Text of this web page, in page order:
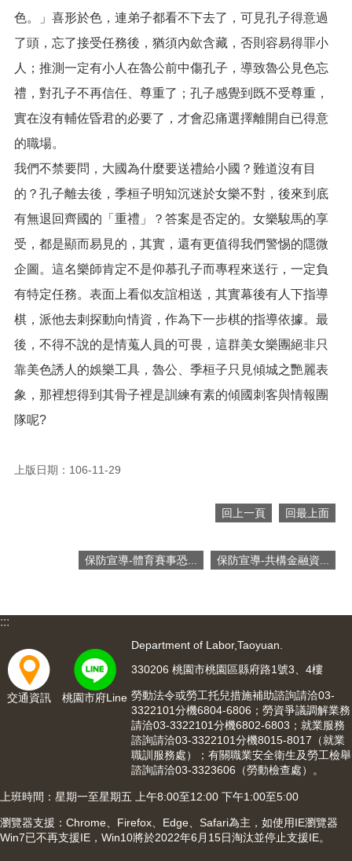
色。」喜形於色，連弟子都看不下去了，可見孔子得意過
了頭，忘了接受任務後，猶須內歛含藏，否則容易得罪小
人；推測一定有小人在魯公前中傷孔子，導致魯公見色忘
禮，對孔子不再信任、尊重了；孔子感覺到既不受尊重，
實在沒有輔佐昏君的必要了，才會忍痛選擇離開自已得意
的職場。
我們不禁要問，大國為什麼要送禮給小國？難道沒有目
的？孔子離去後，季桓子明知沉迷於女樂不對，後來到底
有無退回齊國的「重禮」？答案是否定的。女樂駿馬的享
受，都是顯而易見的，其實，還有更值得我們警惕的隱微
企圖。這名樂師肯定不是仰慕孔子而專程來送行，一定負
有特定任務。表面上看似友誼相送，其實幕後有人下指導
棋，派他去刺探動向情資，作為下一步棋的指導依據。最
後，不得不說的是情蒐人員的可畏，這群美女樂團絕非只
靠美色誘人的娛樂工具，魯公、季桓子只見傾城之艷麗表
象，那裡想得到其骨子裡是訓練有素的傾國刺客與情報團
隊呢?
上版日期：106-11-29
回上一頁 回最上面
保防宣導-體育賽事恐... 保防宣導-共構金融資...
:::
交通資訊 桃園市府Line
Department of Labor,Taoyuan.
330206 桃園市桃園區縣府路1號3、4樓
勞動法令或勞工托兒措施補助諮詢請洽03-
3322101分機6804-6806；勞資爭議調解業務
請洽03-3322101分機6802-6803；就業服務
諮詢請洽03-3322101分機8015-8017（就業
職訓服務處）；有關職業安全衛生及勞工檢舉
諮詢請洽03-3323606（勞動檢查處）。
上班時間：星期一至星期五 上午8:00至12:00 下午1:00至5:00
瀏覽器支援：Chrome、Firefox、Edge、Safari為主，如使用IE瀏覽器
Win7已不再支援IE，Win10將於2022年6月15日淘汰並停止支援IE。